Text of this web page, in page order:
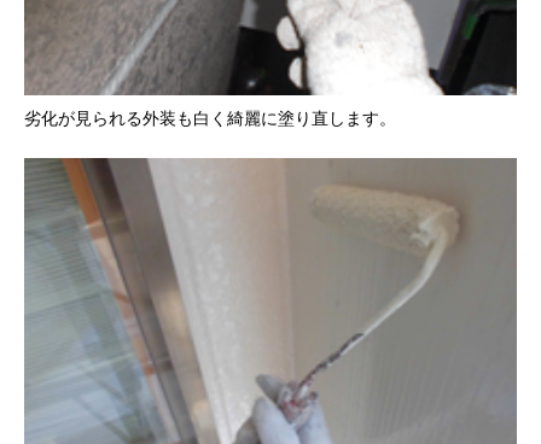
劣化が見られる外装も白く綺麗に塗り直します。